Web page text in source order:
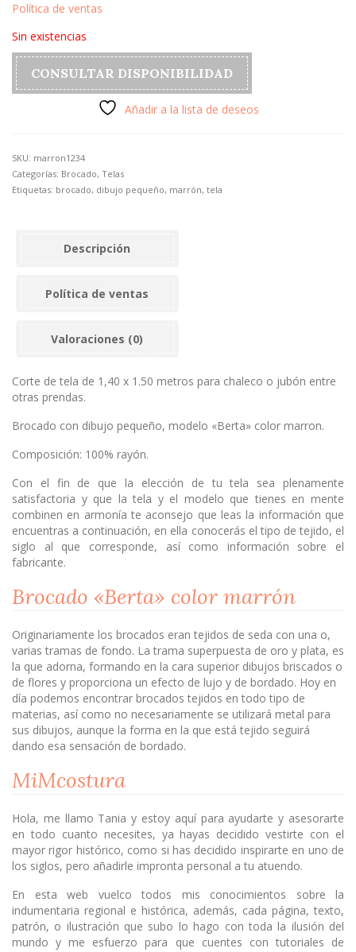
Política de ventas
Sin existencias
CONSULTAR DISPONIBILIDAD
Añadir a la lista de deseos
SKU: marron1234
Categorías: Brocado, Telas
Etiquetas: brocado, dibujo pequeño, marrón, tela
Descripción
Política de ventas
Valoraciones (0)
Corte de tela de 1,40 x 1.50 metros para chaleco o jubón entre
otras prendas.
Brocado con dibujo pequeño, modelo «Berta» color marron.
Composición: 100% rayón.
Con el fin de que la elección de tu tela sea plenamente
satisfactoria y que la tela y el modelo que tienes en mente
combinen en armonía te aconsejo que leas la información que
encuentras a continuación, en ella conocerás el tipo de tejido, el
siglo al que corresponde, así como información sobre el
fabricante.
Brocado «Berta» color marrón
Originariamente los brocados eran tejidos de seda con una o,
varias tramas de fondo. La trama superpuesta de oro y plata, es
la que adorna, formando en la cara superior dibujos briscados o
de flores y proporciona un efecto de lujo y de bordado. Hoy en
día podemos encontrar brocados tejidos en todo tipo de
materias, así como no necesariamente se utilizará metal para
sus dibujos, aunque la forma en la que está tejido seguirá
dando esa sensación de bordado.
MiMcostura
Hola, me llamo Tania y estoy aquí para ayudarte y asesorarte
en todo cuanto necesites, ya hayas decidido vestirte con el
mayor rigor histórico, como si has decidido inspirarte en uno de
los siglos, pero añadirle impronta personal a tu atuendo.
En esta web vuelco todos mis conocimientos sobre la
indumentaria regional e histórica, además, cada página, texto,
patrón, o ilustración que subo lo hago con toda la ilusión del
mundo y me esfuerzo para que cuentes con tutoriales de